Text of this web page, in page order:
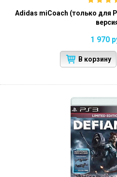
Adidas miCoach (только для
1 970
В корзину